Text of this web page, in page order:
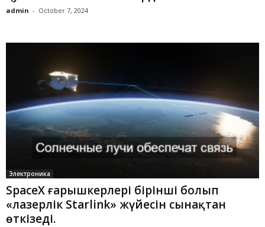
admin - October 7, 2024
Электроника
SpaceX ғарышкерлері бірінші болып
«лазерлік Starlink» жүйесін сынақтан
өткізеді.